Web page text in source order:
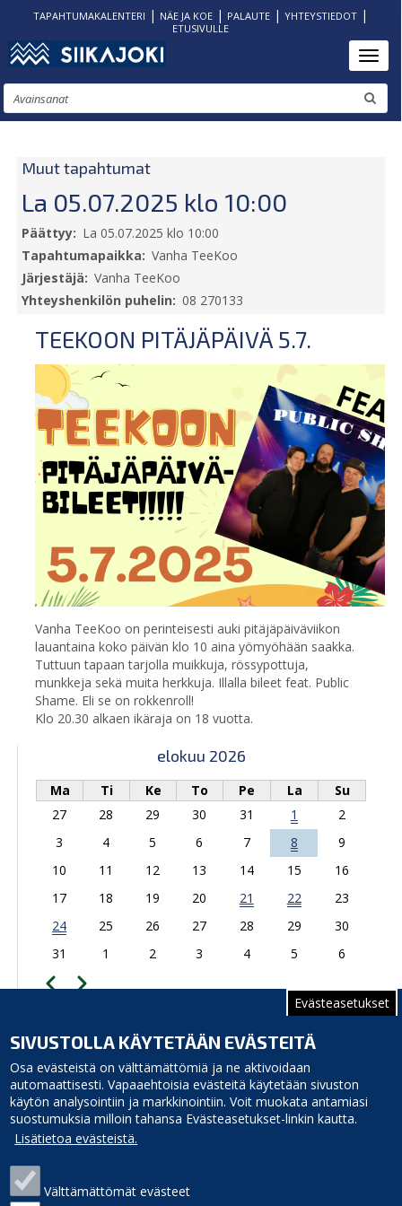
Evästeasetukset
SIVUSTOLLA KÄYTETÄÄN EVÄSTEITÄ
Osa evästeistä on välttämättömiä ja ne aktivoidaan
automaattisesti. Vapaaehtoisia evästeitä käytetään sivuston
käytön analysointiin ja markkinointiin. Voit muokata antamiasi
suostumuksia milloin tahansa Evästeasetukset-linkin kautta.
Lisätietoa evästeistä.
Välttämättömät evästeet
Hyppää
pääsisältöön
TAPAHTUMAKALENTERI | NÄE JA KOE| PALAUTE| YHTEYSTIEDOT|
ETUSIVULLE
Etsi
Muut tapahtumat
La 05.07.2025 klo 10:00
Päättyy
La 05.07.2025 klo 10:00
Tapahtumapaikka
Vanha TeeKoo
Järjestäjä
Vanha TeeKoo
Yhteyshenkilön puhelin
08 270133
TEEKOON PITÄJÄPÄIVÄ 5.7.
Vanha TeeKoo on perinteisesti auki pitäjäpäiväviikon
lauantaina koko päivän klo 10 aina yömyöhään saakka.
Tuttuun tapaan tarjolla muikkuja, rössypottuja,
munkkeja sekä muita herkkuja. Illalla bileet feat. Public
Shame. Eli se on rokkenroll!
Klo 20.30 alkaen ikäraja on 18 vuotta.
elokuu 2026
Ma Ti Ke To Pe La
Su
27
28 29 30 31 1
2
3
4 5 6 7 8
9
10
11 12 13 14 15
16
17
18 19 20 21 22
23
24
25 26 27 28 29
30
31
1 2 3 4 5
6
Sivutus
EdellinenSeuraava
Siikasavontie 1 b, 92400 Ruukki